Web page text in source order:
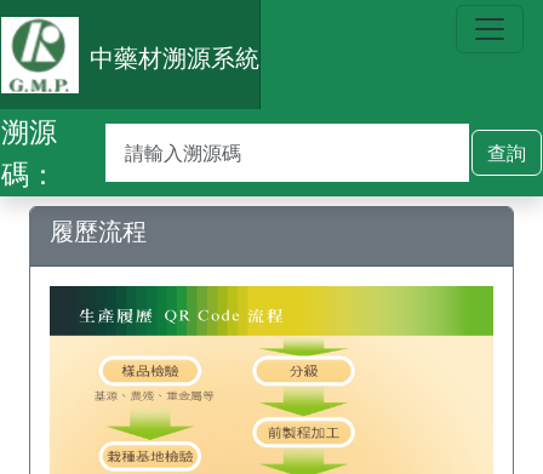
中藥材溯源系統
溯源
碼：
履歷流程